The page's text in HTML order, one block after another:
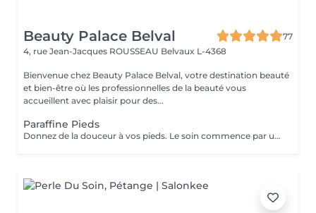
Beauty Palace Belval
77
4, rue Jean-Jacques ROUSSEAU Belvaux L-4368
Bienvenue chez Beauty Palace Belval, votre destination beauté
et bien-être où les professionnelles de la beauté vous
accueillent avec plaisir pour des...
Paraffine Pieds
Donnez de la douceur à vos pieds. Le soin commence par un gommage de la demi-jambe et des pieds, puis avec un grand pinceau la spécialiste de beauté applique la paraffine chaude sur chaque pieds, ce masque va poser environ 15 min, puis vient le moment de la détente: le modelage des pieds, relaxation suprême. Résultat des pieds doux comme une peau de bébé.